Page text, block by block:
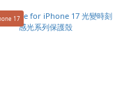
17